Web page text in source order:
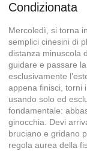
Condizionata
Mercoledì, si torna
semplici cinesini di
distanza minuscola
guidare e passare
esclusivamente
appena finisci, torni
usando solo ed
fondamentale:
ginocchia. Devi
bruciano e gridano
regola aurea della